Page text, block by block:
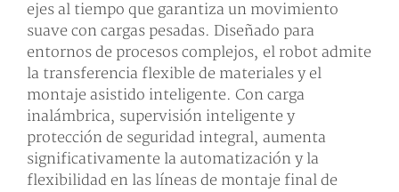
ejes al tiempo que garantiza un movimiento
suave con cargas pesadas. Diseñado para
entornos de procesos complejos, el robot admite
la transferencia flexible de materiales y el
montaje asistido inteligente. Con carga
inalámbrica, supervisión inteligente y
protección de seguridad integral, aumenta
significativamente la automatización y la
flexibilidad en las líneas de montaje final de